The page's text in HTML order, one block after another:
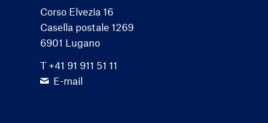
Corso Elvezia 16
Casella postale 1269
6901 Lugano
T +41 91 911 51 11
E-mail